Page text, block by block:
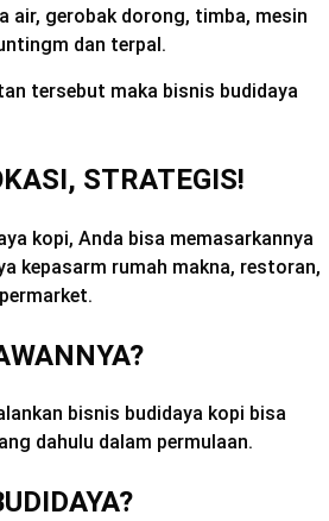
air, gerobak dorong, timba, mesin
dan terpal.
tersebut maka bisnis budidaya
STRATEGIS!
kopi, Anda bisa memasarkannya
kepasarm rumah makna, restoran,
bisnis budidaya kopi bisa
dahulu dalam permulaan.